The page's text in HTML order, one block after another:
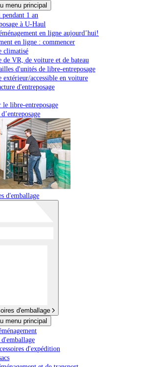
menu principal
1 an
à U-Haul
en ligne aujourd’hui!
en ligne : commencer
climatisé
de VR, de voiture et de bateau
d'unités de libre-entreposage
extérieur/accessible en voiture
d'entreposage
le libre-entreposage
d'emballage
d'emballage
menu principal
d'emballage
d'expédition